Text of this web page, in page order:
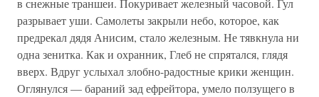
в снежные траншеи. Покуривает железный часовой. Гул
разрывает уши. Самолеты закрыли небо, которое, как
предрекал дядя Анисим, стало железным. Не тявкнула ни
одна зенитка. Как и охранник, Глеб не спрятался, глядя
вверх. Вдруг услыхал злобно-радостные крики женщин.
Оглянулся — бараний зад ефрейтора, умело ползущего в